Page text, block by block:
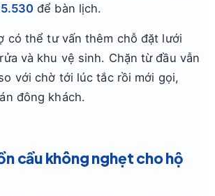
để bàn lịch.
có thể tư vấn thêm chỗ đặt lưới
và khu vệ sinh. Chặn từ đầu vẫn
với chờ tới lúc tắc rồi mới gọi,
đông khách.
cầu không nghẹt cho hộ